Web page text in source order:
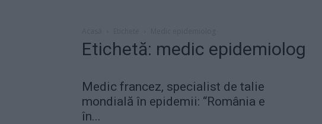
Etichetă: medic epidemiolog
Medic francez, specialist de talie
mondială în epidemii: “România e
în...